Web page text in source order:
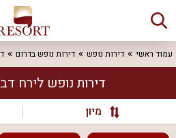
עמוד ראשי דירות נופש דירות נופש בדרום
דירות נופש לירח
מיון